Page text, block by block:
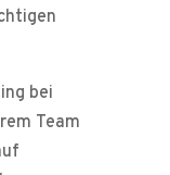
bei
Team